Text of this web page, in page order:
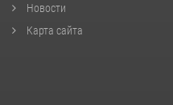
Новости
Карта сайта